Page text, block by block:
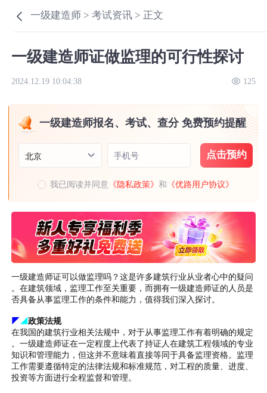
一级建造师 >考试资讯 > 正文
一级建造师证做监理的可行性探讨
2024.12.19 10:04:38 125
一级建造师报名、考试、查分 免费预约提醒
北京 手机号 点击预约
我已阅读并同意 《隐私政策》和 《优路用户协议》
一级建造师证可以做监理吗？这是许多建筑行业从业者心中的疑问
。在建筑领域，监理工作至关重要，而拥有一级建造师证的人员是
否具备从事监理工作的条件和能力，值得我们深入探讨。
◤◢政策法规
在我国的建筑行业相关法规中，对于从事监理工作有着明确的规定
。一级建造师证在一定程度上代表了持证人在建筑工程领域的专业
知识和管理能力，但这并不意味着直接等同于具备监理资格。监理
工作需要遵循特定的法律法规和标准规范，对工程的质量、进度、
投资等方面进行全程监督和管理。